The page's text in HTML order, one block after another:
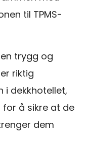
til TPMS-
trygg og
riktig
i dekkhotellet,
å sikre at de
dem